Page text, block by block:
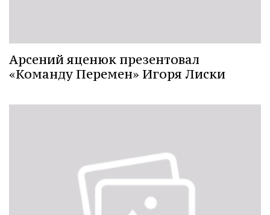
Арсений яценюк презентовал
«Команду Перемен» Игоря Лиски